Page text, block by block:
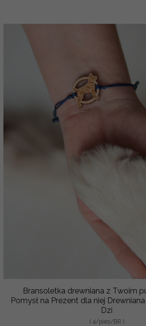
Bransoletka drewniana z Twoim
Pomysł na Prezent dla niej
Dzi
( 4/pies/BR )